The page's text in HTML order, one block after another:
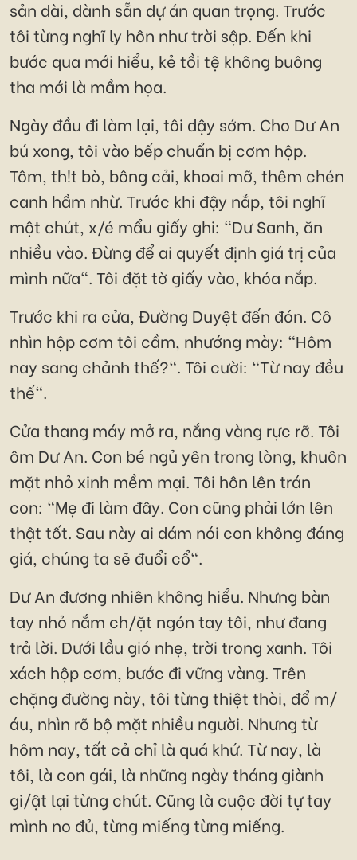
sản dài, dành sẵn dự án quan trọng. Trước
tôi từng nghĩ ly hôn như trời sập. Đến khi
bước qua mới hiểu, kẻ tồi tệ không buông
tha mới là mầm họa.
Ngày đầu đi làm lại, tôi dậy sớm. Cho Dư An
bú xong, tôi vào bếp chuẩn bị cơm hộp.
Tôm, th!t bò, bông cải, khoai mỡ, thêm chén
canh hầm nhừ. Trước khi đậy nắp, tôi nghĩ
một chút, x/é mẩu giấy ghi: "Dư Sanh, ăn
nhiều vào. Đừng để ai quyết định giá trị của
mình nữa". Tôi đặt tờ giấy vào, khóa nắp.
Trước khi ra cửa, Đường Duyệt đến đón. Cô
nhìn hộp cơm tôi cầm, nhướng mày: "Hôm
nay sang chảnh thế?". Tôi cười: "Từ nay đều
thế".
Cửa thang máy mở ra, nắng vàng rực rỡ. Tôi
ôm Dư An. Con bé ngủ yên trong lòng, khuôn
mặt nhỏ xinh mềm mại. Tôi hôn lên trán
con: "Mẹ đi làm đây. Con cũng phải lớn lên
thật tốt. Sau này ai dám nói con không đáng
giá, chúng ta sẽ đuổi cổ".
Dư An đương nhiên không hiểu. Nhưng bàn
tay nhỏ nắm ch/ặt ngón tay tôi, như đang
trả lời. Dưới lầu gió nhẹ, trời trong xanh. Tôi
xách hộp cơm, bước đi vững vàng. Trên
chặng đường này, tôi từng thiệt thòi, đổ m/
áu, nhìn rõ bộ mặt nhiều người. Nhưng từ
hôm nay, tất cả chỉ là quá khứ. Từ nay, là
tôi, là con gái, là những ngày tháng giành
gi/ật lại từng chút. Cũng là cuộc đời tự tay
mình no đủ, từng miếng từng miếng.